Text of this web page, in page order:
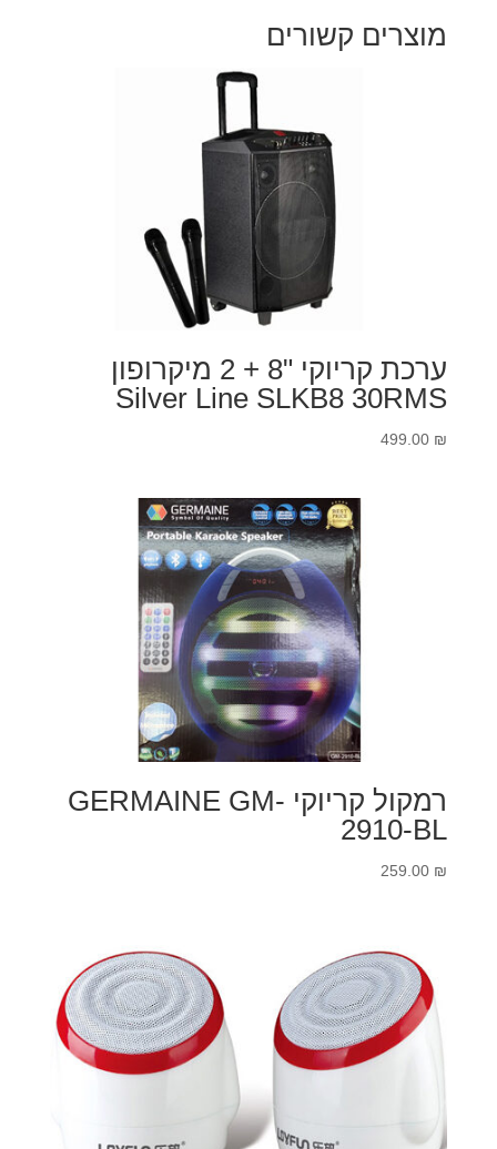
מוצרים קשורים
ערכת קריוקי "8 + 2 מיקרופון
Silver Line SLKB8 30RMS
499.00 ₪
רמקול קריוקי GERMAINE GM-
2910-BL
259.00 ₪